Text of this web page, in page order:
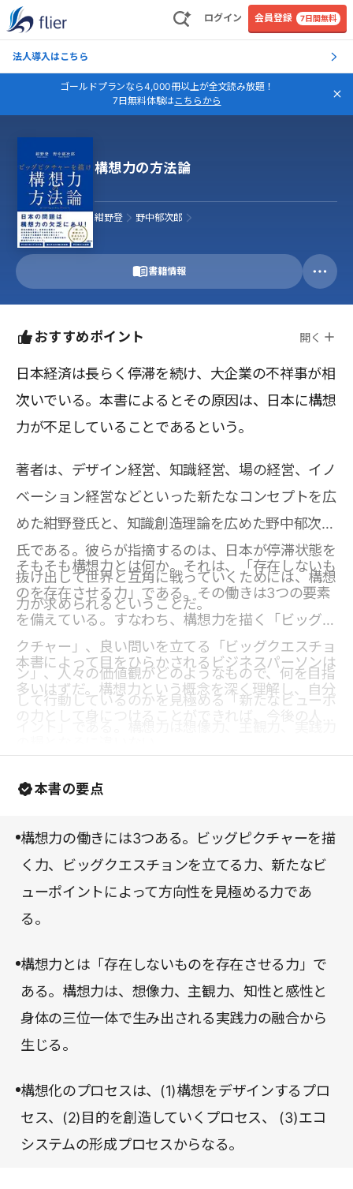
ログイン 会員登録 7日間無料
法人導入はこちら
ゴールドプランなら4,000冊以上が全文読み放題！
7日無料体験はこちらから
構想力の方法論
紺野登 野中郁次郎
書籍情報
おすすめポイント 開く
日本経済は長らく停滞を続け、大企業の不祥事が相
次いでいる。本書によるとその原因は、日本に構想
力が不足していることであるという。
著者は、デザイン経営、知識経営、場の経営、イノ
ベーション経営などといった新たなコンセプトを広
めた紺野登氏と、知識創造理論を広めた野中郁次郎
氏である。彼らが指摘するのは、日本が停滞状態を
抜け出して世界と互角に戦っていくためには、構想
力が求められるということだ。
そもそも構想力とは何か。それは、「存在しないも
のを存在させる力」である。その働きは3つの要素
を備えている。すなわち、構想力を描く「ビッグピ
クチャー」、良い問いを立てる「ビッグクエスチョ
ン」、人々の価値観がどのようなもので、何を目指
して行動しているのかを見極める「新たなビューポ
の融合からなり、構想をデザインするプロセス、目
的を創造していくプロセス、エコシステムの形成プ
本書のなかで、JR東日本の「スイカ(Suica)」構想
を例に挙げてわかりやすく解説される。
本書によって目をひらかされるビジネスパーソンは
多いはずだ。構想力という概念を深く理解し、自分
の力として身につけることができれば、今後の人生
本書の要点
構想力の働きには3つある。ビッグピクチャーを描
く力、ビッグクエスチョンを立てる力、新たなビ
ューポイントによって方向性を見極める力であ
る。
構想力とは「存在しないものを存在させる力」で
ある。構想力は、想像力、主観力、知性と感性と
身体の三位一体で生み出される実践力の融合から
生じる。
構想化のプロセスは、(1)構想をデザインするプロ
セス、(2)目的を創造していくプロセス、 (3)エコ
システムの形成プロセスからなる。